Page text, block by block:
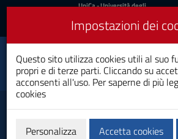
Vai
al
UniCa
Accedi
UniCa- Università degli
Accedi UniCA
Toggle
navigation
Dipartimento di Scienze
Chirurgiche
Tecniche di
Impostazioni dei
Questo sito utilizza cookies utili al suo
propri e di terze parti. Cliccando su
acconsenti all'uso. Per saperne di più
cookies
Personalizza Accetta cookies